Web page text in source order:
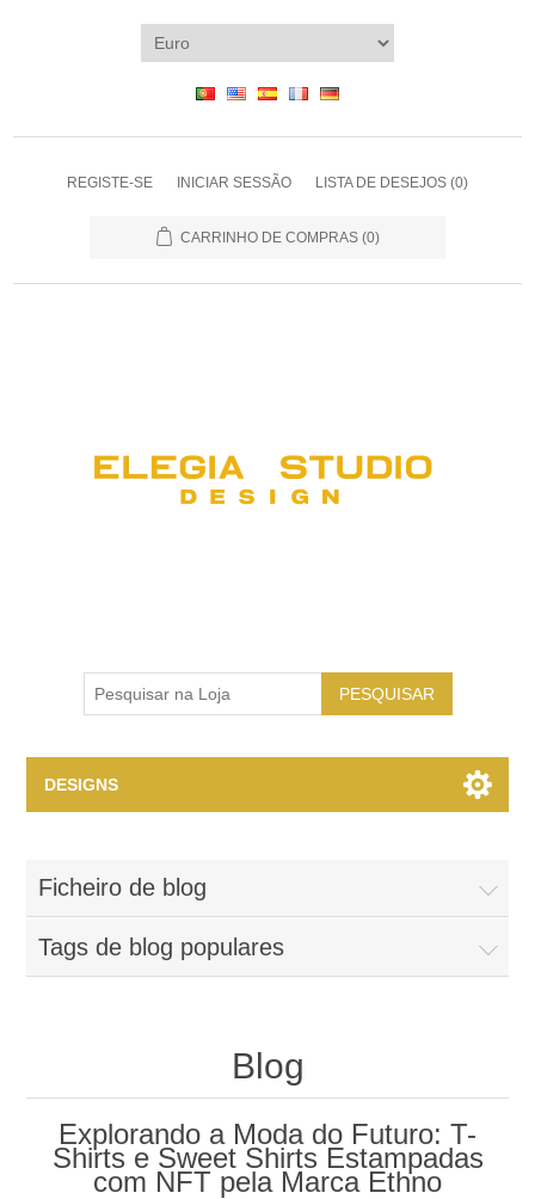
REGISTE-SE INICIAR SESSÃO LISTA DE DESEJOS (0)
CARRINHO DE COMPRAS (0)
PESQUISAR
DESIGNS
Ficheiro de blog
Tags de blog populares
Blog
Explorando a Moda do Futuro: T-
Shirts e Sweet Shirts Estampadas
com NFT pela Marca Ethno